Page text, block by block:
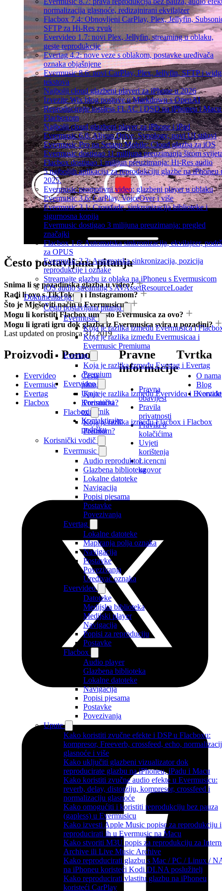
normalizacija glasnoće, redizajnirani ekvilajzer
Flacbox 7.4: Obnovljeni CarPlay, Plex, Jellyfin,
SFTP za Hi-Res zvuk
Evervideo 1.7: novi Plex, Jellyfin, streaming u oblaku,
geste reprodukcije
Evertag 4.2: nove veze s oblakom, postavke uređivača
oznaka objašnjene
Evermusic 8.6: novi CarPlay, Plex, Jellyfin, SFTP i
tekstova
Najbolji cloud glazbeni playeri za iPhone u 2026
Izvezite Wix blog postove u Markdown s OpenAI
Reproducirajte lossless FLAC i DSD na iPhoneu i Macu
Flacboxom
Najbolji cloud glazbeni player za iPhone i iPad
Evermusic 6.8: Aliyun Drive, Synology, novi UI stilovi
Evermusic Pro na Setapp Mobile: Cloud glazba za iOS
Evermusic dostigao 11 milijuna preuzimanja širom
Flacbox dostigao 1 milijun preuzimanja: Hi-Res audio
5 najboljih aplikacija za reprodukciju glazbe na iPhoneu
2025.
Evermusic promotivni video: glazbeni player u oblaku
Evermusic 3.6: CarPlay, VoiceOver i više
Evermusic 3.1: Crossfade, sinkronizacija biblioteke i
sigurnosna kopija
Evermusic dostigao 3 milijuna preuzimanja: pregled
značajki
Flacbox 1.6: Automatska sinkronizacija, ekvilajzer,
za OPUS
Evermusic 2.3: Automatska sinkronizacija, pozicija
reprodukcije i oznake
Streamajte glazbu iz oblaka na iPhoneu s Evermusicom
iOS audio streaming s AVAssetResourceLoader
Dokumentacija
Često postavljana pitanja
Evermusic
Koja je razlika između Evermusica i
Koja je razlika između Evermusicaa i
Evermusic Premiuma
Evertag
Koja je razlika između Evertag i Evertag
Premium
Evervideo
Koja je razlika između Evervidea i
Premiuma?
Flacbox
Koja je razlika između Flacbox i Flacbox
Premium?
Korisnički vodič
Evermusic
Audio reproduktor
Glazbena biblioteka
Lokalne datoteke
Navigacija
Popisi pjesama
Postavke
Povezivanja
Evertag
Lokalne datoteke
Mapiranja polja oznaka
Navigacija
Postavke
Povezivanja
Uređivač oznaka
Evervideo
Datoteke
Medijska biblioteka
Medijski player
Navigacija
Popisi za reproduciju
Postavke
Flacbox
Audio player
Glazbena biblioteka
Lokalne datoteke
Navigacija
Popisi pjesama
Postavke
Povezivanja
Upute
Kako koristiti zvučne efekte i DSP u Flacboxu:
kompresor, Freeverb, crossfeed, echo,
glasnoće i više
Kako uključiti glazbeni vizualizator dok
reproducirate glazbu na iPhoneu, iPadu i Macu
Kako koristiti zvučne audio efekte u Evermusicu:
reverb, delay, distorziju, kompresor, crossfeed i
normalizaciju glasnoće
Kako omogućiti i koristiti reprodukciju bez pauza
(gapless) u Evermusicu
Kako izvesti Apple Music popise za reprodukciju i
reproducirati ih u Evermusic na Macu
Kako stvoriti M3U popis za reprodukciju za
Archive ili Live Music Archive
Kako reproducirati glazbu s Mac / PC / Linux /
na iPhoneu koristeći Kodi DLNA poslužitelj
Kako reproducirati vlastitu glazbu na iPhoneu
koristeći CarPlay
Često postavljana pitanja
Snima li se pozadinska glazba u video?
Radi li ovo s TikTokom i Instagramom?
Što je Mješoviti način u Evermusicu?
Mogu li koristiti Flacbox umjesto Evermusica za ovo?
Mogu li igrati igru dok glazba iz Evermusica svira u pozadini?
Last updated on prosinca 31, 2019
Proizvodi
Evervideo
Evermusic
Evertag
Flacbox
Pomoć
Česta
pitanja
Upute
Korisnički
priručnik
Kontaktirajte
podršku
Pravne
informacije
Pravna
obavijest
Pravila
privatnosti
Pravila o
kolačićima
Uvjeti
korištenja
Licencni
ugovor
Tvrtka
O nama
Blog
Kontakt